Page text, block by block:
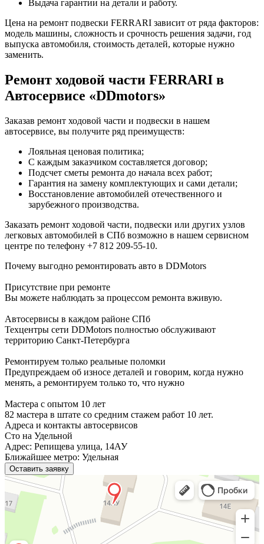
Выдача гарантии на детали и работу.
Цена на ремонт подвески FERRARI зависит от ряда факторов:
модель машины, сложность и срочность решения задачи, год
выпуска автомобиля, стоимость деталей, которые нужно
заменить.
Ремонт ходовой части FERRARI в
Автосервисе «DDmotors»
Заказав ремонт ходовой части и подвески в нашем
автосервисе, вы получите ряд преимуществ:
Лояльная ценовая политика;
С каждым заказчиком составляется договор;
Подсчет сметы ремонта до начала всех работ;
Гарантия на замену комплектующих и сами детали;
Восстановление автомобилей отечественного и
зарубежного производства.
Заказать ремонт ходовой части, подвески или других узлов
легковых автомобилей в СПб возможно в нашем сервисном
центре по телефону +7 812 209-55-10.
Почему выгодно ремонтировать авто в DDMotors
Присутствие при ремонте
Вы можете наблюдать за процессом ремонта вживую.
Автосервисы в каждом районе СПб
Техцентры сети DDMotors полностью обслуживают
территорию Санкт-Петербурга
Ремонтируем только реальные поломки
Предупреждаем об износе деталей и говорим, когда нужно
менять, а ремонтируем только то, что нужно
Мастера с опытом 10 лет
82 мастера в штате со средним стажем работ 10 лет.
Адреса и контакты автосервисов
Сто на Удельной
Адрес: Репищева улица, 14АУ
Ближайшее метро: Удельная
Оставить заявку